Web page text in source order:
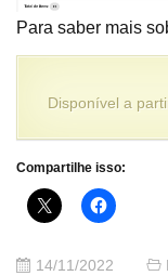
Para saber mais
Disponível a
Compartilhe isso:
14/11/2022